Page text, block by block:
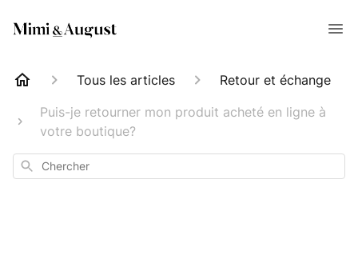
Tous les articles
Retour et échange
Puis-je retourner mon produit acheté en ligne à
votre boutique?
Chercher